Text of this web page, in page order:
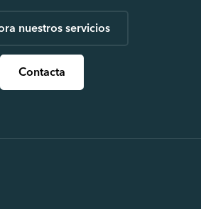
nuestros servicios
Contacta